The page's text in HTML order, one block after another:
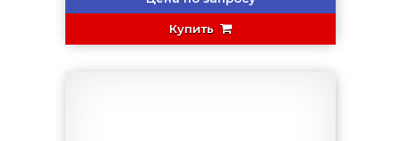
Купить